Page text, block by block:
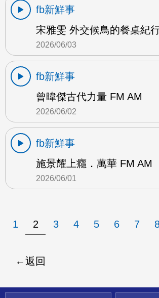
fb新鮮事
宋雅雯 外交候鳥的餐桌紀
2026/06/03
fb新鮮事
曾暐傑古代力量 FM AM
2026/06/02
fb新鮮事
施景耀上癮．萬華 FM AM
2026/06/01
1 2 3 4 5 6 7
返回